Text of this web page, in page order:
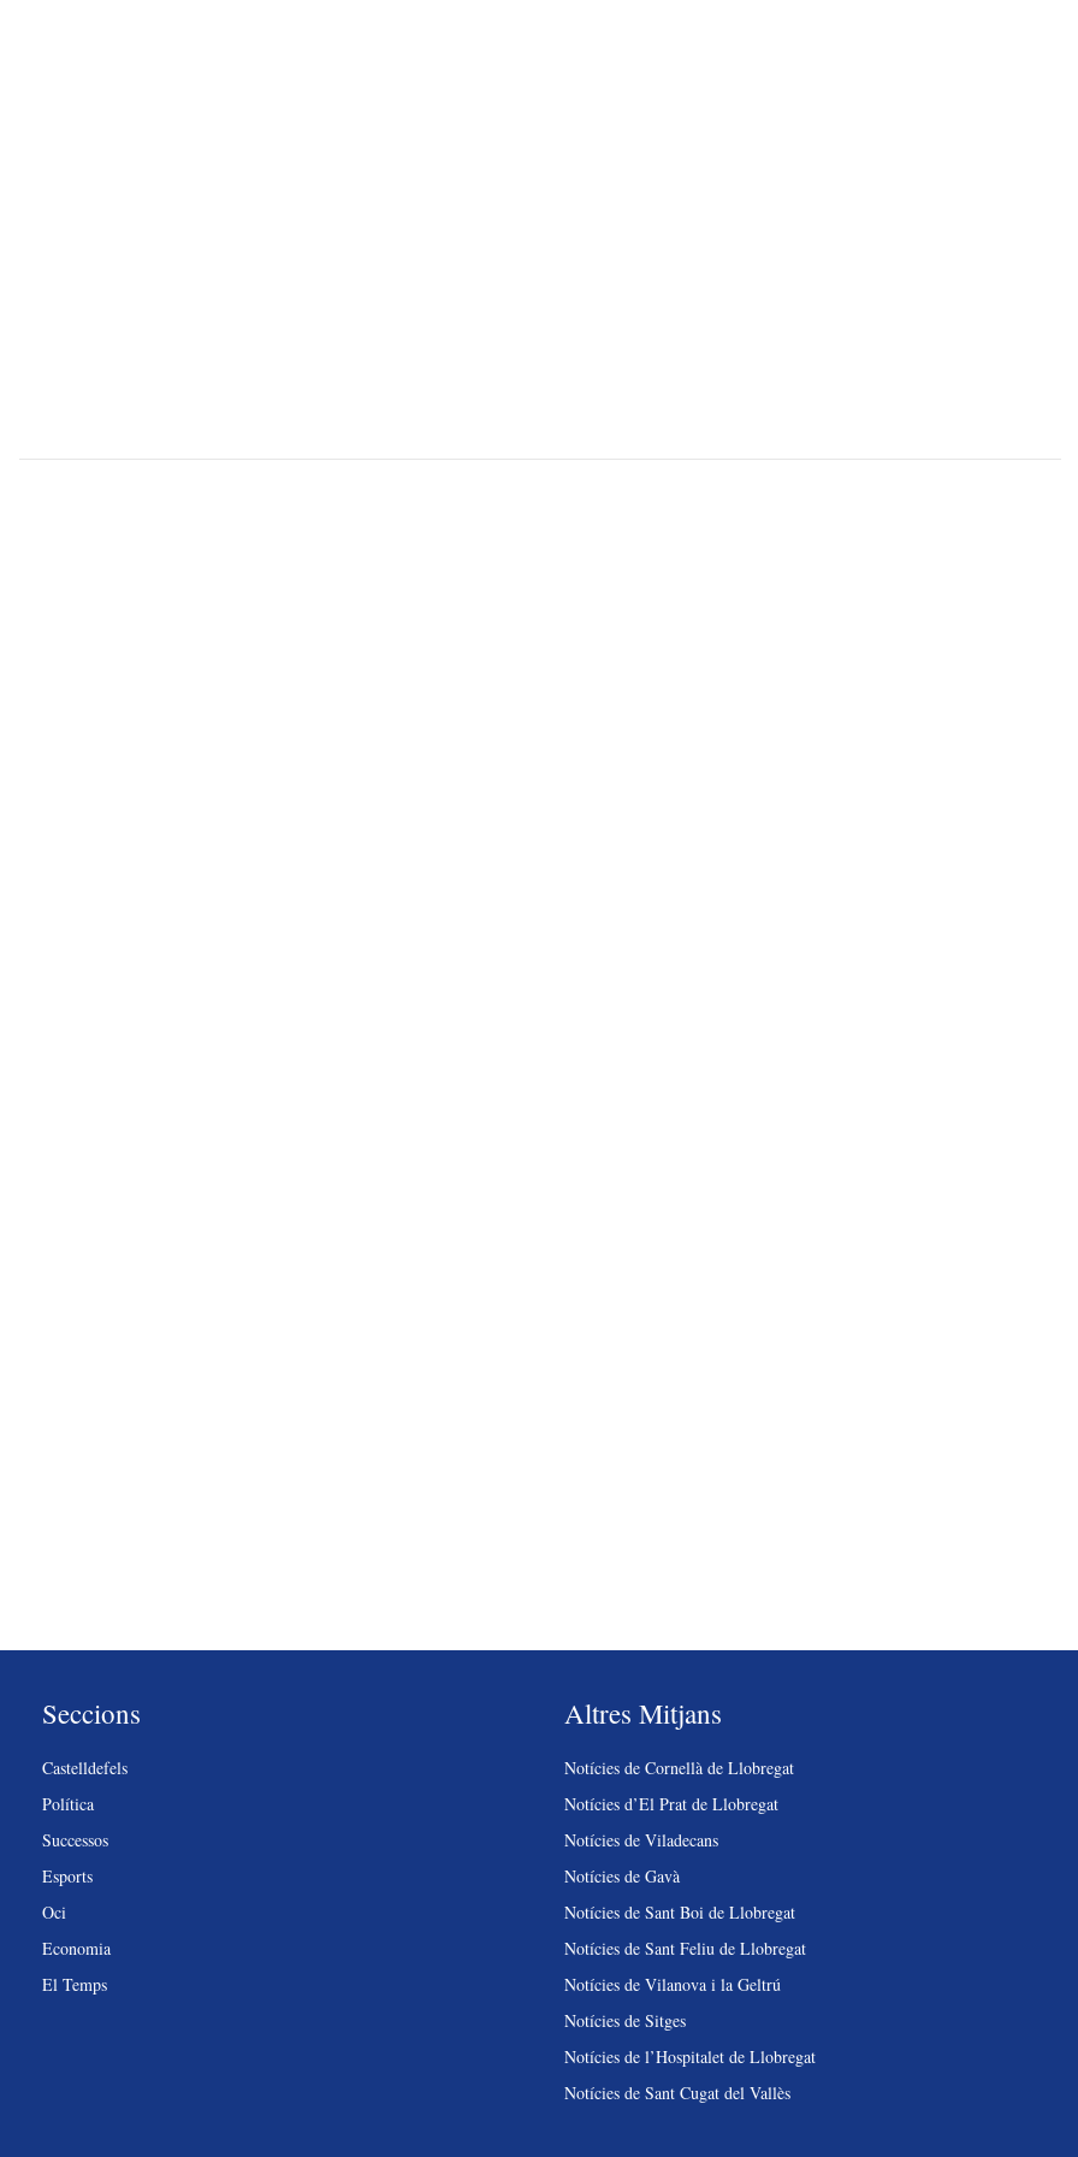
Seccions
Castelldefels
Política
Successos
Esports
Oci
Economia
El Temps
Altres Mitjans
Notícies de Cornellà de Llobregat
Notícies d’El Prat de Llobregat
Notícies de Viladecans
Notícies de Gavà
Notícies de Sant Boi de Llobregat
Notícies de Sant Feliu de Llobregat
Notícies de Vilanova i la Geltrú
Notícies de Sitges
Notícies de l’Hospitalet de Llobregat
Notícies de Sant Cugat del Vallès